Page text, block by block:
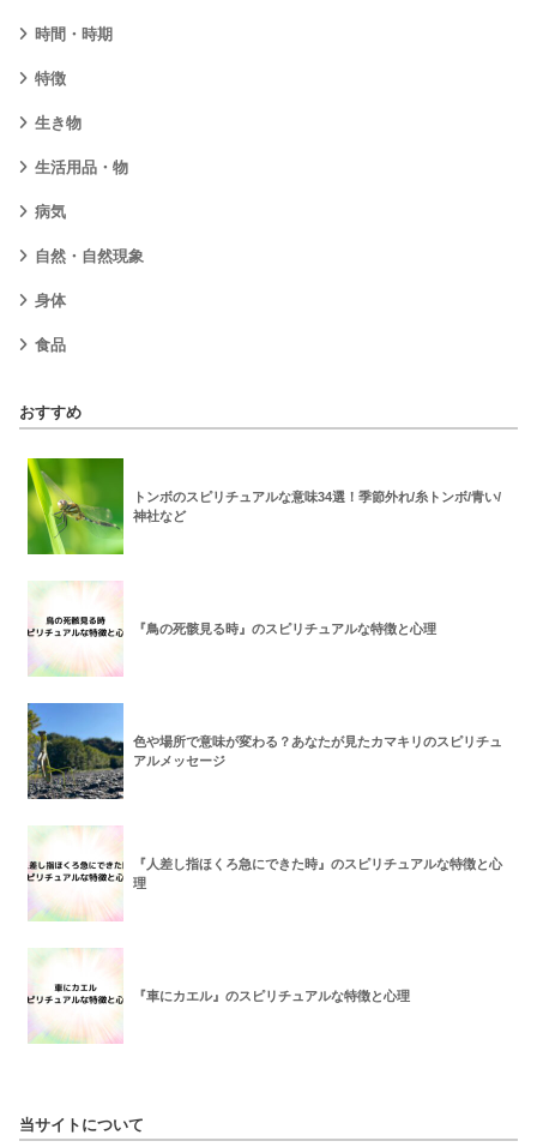
時間・時期
特徴
生き物
生活用品・物
病気
自然・自然現象
身体
食品
おすすめ
トンボのスピリチュアルな意味34選！季節外れ/糸トンボ/青い/
神社など
『鳥の死骸見る時』のスピリチュアルな特徴と心理
色や場所で意味が変わる？あなたが見たカマキリのスピリチュ
アルメッセージ
『人差し指ほくろ急にできた時』のスピリチュアルな特徴と心
理
『車にカエル』のスピリチュアルな特徴と心理
当サイトについて